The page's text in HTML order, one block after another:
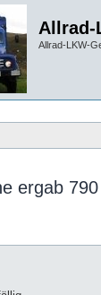
Allrad-
Allrad-LKW-
ergab